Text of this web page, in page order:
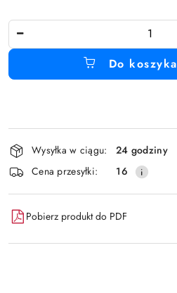
Do koszyka
Wyślij
Dostępność
i
dostawa
Wysyłka w ciągu:
24 godziny
Cena przesyłki:
16
Pobierz produkt do PDF